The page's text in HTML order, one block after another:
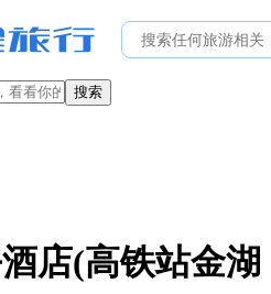
搜索
店(高铁站金湖